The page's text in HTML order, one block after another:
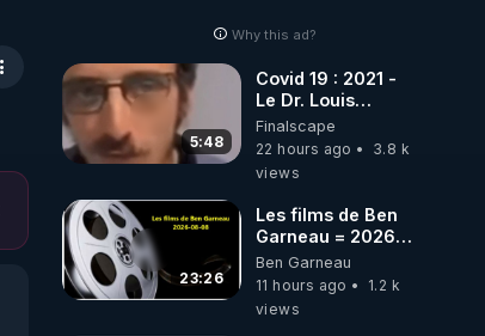
Why this ad?
5:48
Covid 19 : 2021 -
Le Dr. Louis
Fouché renverse
le plateau de
CNews !
Finalscape
22 hours ago
3.8 k
views
23:26
Les films de Ben
Garneau = 2026-
08-08
Ben Garneau
11 hours ago
1.2 k
views